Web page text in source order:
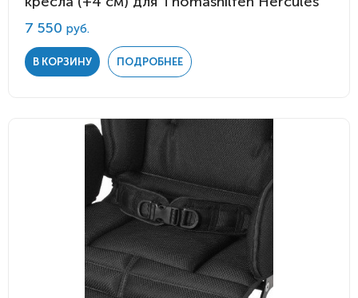
7 550 руб.
В КОРЗИНУ ПОДРОБНЕЕ